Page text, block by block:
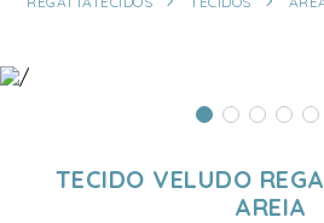
TECIDO VELUDO
AREIA